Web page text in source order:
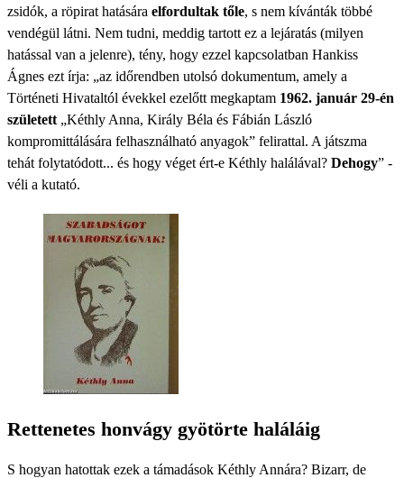
zsidók, a röpirat hatására elfordultak tőle, s nem kívánták többé
vendégül látni. Nem tudni, meddig tartott ez a lejáratás (milyen
hatással van a jelenre), tény, hogy ezzel kapcsolatban Hankiss
Ágnes ezt írja: „az időrendben utolsó dokumentum, amely a
Történeti Hivataltól évekkel ezelőtt megkaptam 1962. január 29-én
született „Kéthly Anna, Király Béla és Fábián László
kompromittálására felhasználható anyagok” felirattal. A játszma
tehát folytatódott... és hogy véget ért-e Kéthly halálával? Dehogy” -
véli a kutató.
Rettenetes honvágy gyötörte haláláig
S hogyan hatottak ezek a támadások Kéthly Annára? Bizarr, de